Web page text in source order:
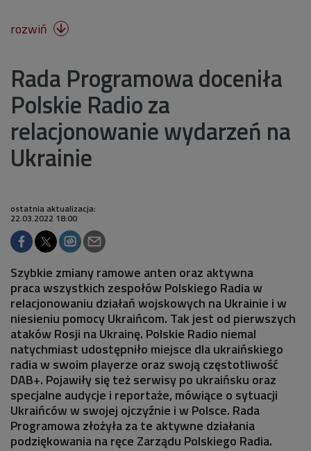
rozwiń 
Rada Programowa doceniła
Polskie Radio za
relacjonowanie wydarzeń na
Ukrainie
ostatnia aktualizacja:
22.03.2022 18:00
Szybkie zmiany ramowe anten oraz aktywna
praca wszystkich zespołów Polskiego Radia w
relacjonowaniu działań wojskowych na Ukrainie i w
niesieniu pomocy Ukraińcom. Tak jest od pierwszych
ataków Rosji na Ukrainę. Polskie Radio niemal
natychmiast udostępniło miejsce dla ukraińskiego
radia w swoim playerze oraz swoją częstotliwość
DAB+. Pojawiły się też serwisy po ukraińsku oraz
specjalne audycje i reportaże, mówiące o sytuacji
Ukraińców w swojej ojczyźnie i w Polsce. Rada
Programowa złożyła za te aktywne działania
podziękowania na ręce Zarządu Polskiego Radia.